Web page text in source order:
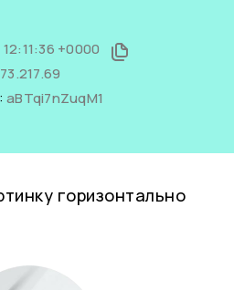
+0000
aBTqi7nZuqM1
горизонтально